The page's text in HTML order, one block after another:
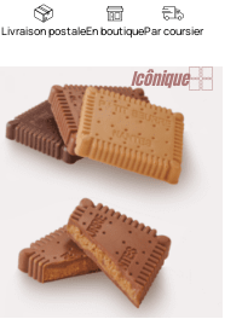
Livraison postaleEn boutiquePar coursier
Icônique